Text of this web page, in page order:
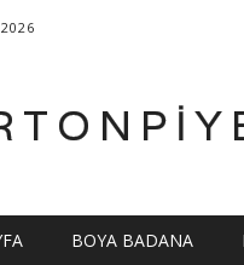
menu
BOYA BADANA